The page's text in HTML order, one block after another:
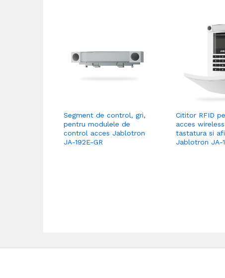
Segment de control, gri,
pentru modulele de
control acces Jablotron
JA-192E-GR
Cititor RFID
acces
tastatura si
Jablotron JA-